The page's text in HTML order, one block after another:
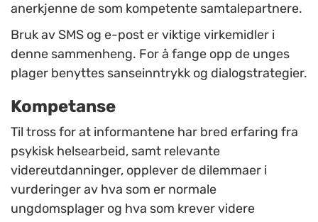
anerkjenne de som kompetente samtalepartnere.
Bruk av SMS og e-post er viktige virkemidler i
denne sammenheng. For å fange opp de unges
plager benyttes sanseinntrykk og dialogstrategier.
Kompetanse
Til tross for at informantene har bred erfaring fra
psykisk helsearbeid, samt relevante
videreutdanninger, opplever de dilemmaer i
vurderinger av hva som er normale
ungdomsplager og hva som krever videre